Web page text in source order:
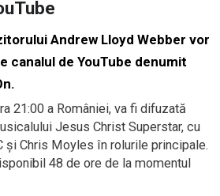
Andrew Lloyd Webber vor
canalul de YouTube denumit
21:00 a României, va fi difuzată
Jesus Christ Superstar, cu
şi Chris Moyles în rolurile principale.
48 de ore de la momentul